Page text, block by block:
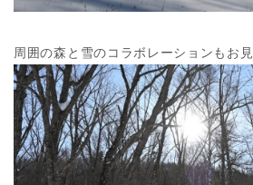
周囲の森と雪のコラボレーションもお見